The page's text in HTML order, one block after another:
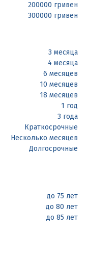
200000 гривен
300000 гривен
3 месяца
4 месяца
6 месяцев
10 месяцев
18 месяцев
1 год
3 года
Краткосрочные
Несколько месяцев
Долгосрочные
до 75 лет
до 80 лет
до 85 лет